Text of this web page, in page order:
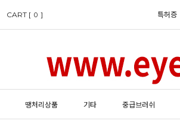
CART [ 0 ] 특허증
땡처리상품 기타 중급브러쉬